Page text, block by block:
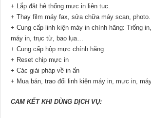
+ Lắp đặt hệ thống mực in liên tục.
+ Thay film máy fax, sửa chữa máy scan,
+ Cung cấp linh kiện máy in chính hãng: Trống
máy in, trục từ, bao lụa…
+ Cung cấp hộp mực chính hãng
+ Reset chip mực in
+ Các giải pháp về in ấn
+ Mua bán, trao đổi linh kiện máy in, mực in,
CAM KẾT KHI DÙNG DỊCH VỤ: